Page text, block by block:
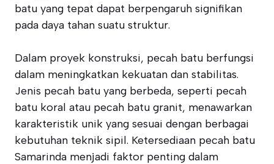
batu yang tepat dapat berpengaruh signifikan
pada daya tahan suatu struktur.
Dalam proyek konstruksi, pecah batu berfungsi
dalam meningkatkan kekuatan dan stabilitas.
Jenis pecah batu yang berbeda, seperti pecah
batu koral atau pecah batu granit, menawarkan
karakteristik unik yang sesuai dengan berbagai
kebutuhan teknik sipil. Ketersediaan pecah batu
Samarinda menjadi faktor penting dalam